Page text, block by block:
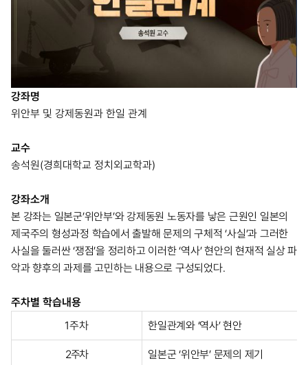
강좌명
위안부 및 강제동원과 한일 관계
교수
송석원(경희대학교 정치외교학과)
강좌소개
본 강좌는 일본군’위안부’와 강제동원 노동자를 낳은 근원인 일본의
제국주의 형성과정 학습에서 출발해 문제의 구체적 ‘사실’과 그러한
사실을 둘러싼 ‘쟁점’을 정리하고 이러한 ‘역사’현안의 현재적 실상 파
악과 향후의 과제를 고민하는 내용으로 구성되었다.
주차별 학습내용
1주차
한일관계와 ‘역사’ 현안
2주차 일본군 ‘위안부’ 문제의 제기